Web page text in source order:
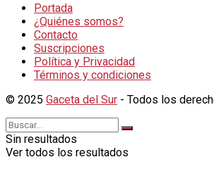
Portada
¿Quiénes somos?
Contacto
Suscripciones
Política y Privacidad
Términos y condiciones
© 2025 Gaceta del Sur - Todos los
Sin resultados
Ver todos los resultados